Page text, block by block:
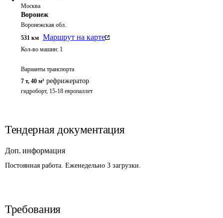
Москва
Воронеж
Воронежская обл.
531 км Маршрут на карте
Кол-во машин: 1
Варианты транспорта
7 т, 40 м³ рефрижератор
гидроборт, 15-18 европаллет
Тендерная документация
Доп. информация
Постоянная работа. Еженедельно 3 загрузки.
Требования